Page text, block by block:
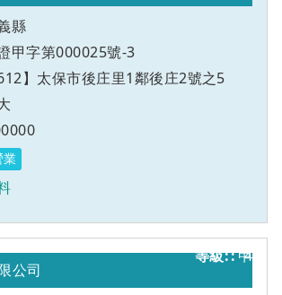
縣
甲字第000025號-3
612】太保市後庄里1鄰後庄2號之5
業
4
公司
甲